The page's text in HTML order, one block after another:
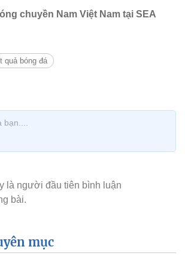
chuyền Nam Việt Nam tại SEA
quả bóng đá
mục